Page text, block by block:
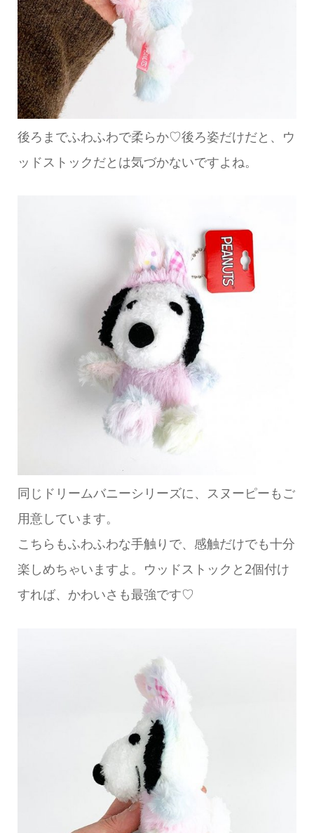
後ろまでふわふわで柔らか♡後ろ姿だけだと、ウ
ッドストックだとは気づかないですよね。
同じドリームバニーシリーズに、スヌーピーもご
用意しています。
こちらもふわふわな手触りで、感触だけでも十分
楽しめちゃいますよ。ウッドストックと2個付け
すれば、かわいさも最強です♡